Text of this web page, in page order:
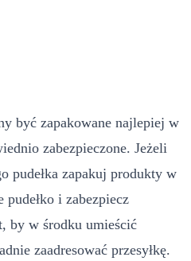
być zapakowane najlepiej w
zabezpieczone. Jeżeli
pudełka zapakuj produkty w
i zabezpiecz
by w środku umieścić
zaadresować przesyłkę.